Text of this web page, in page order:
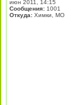
июн 2011, 14:15
Сообщения: 1001
Откуда: Химки, МО